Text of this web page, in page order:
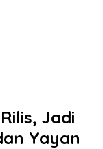
Jadi
Yayan